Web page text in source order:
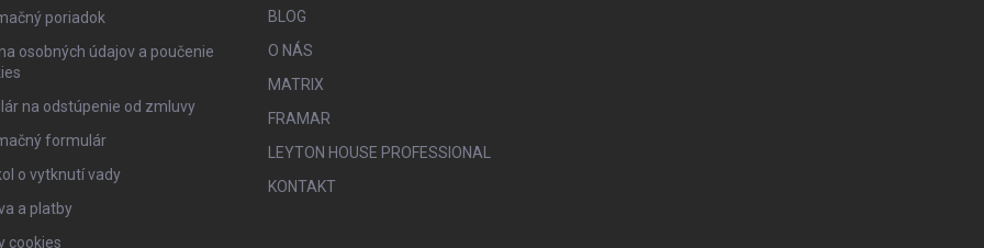
poriadok
osobných údajov a poučenie
na odstúpenie od zmluvy
formulár
o vytknutí vady
a platby
cookies
BLOG
O NÁS
MATRIX
FRAMAR
LEYTON HOUSE PROFESSIONAL
KONTAKT